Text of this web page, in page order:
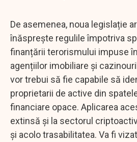
De asemenea, noua legislație
înăsprește regulile împotriva
finanțării terorismului impuse
agențiilor imobiliare și
vor trebui să fie capabile să
proprietarii de active din
financiare opace. Aplicarea
extinsă și la sectorul
și acolo trasabilitatea. Va fi